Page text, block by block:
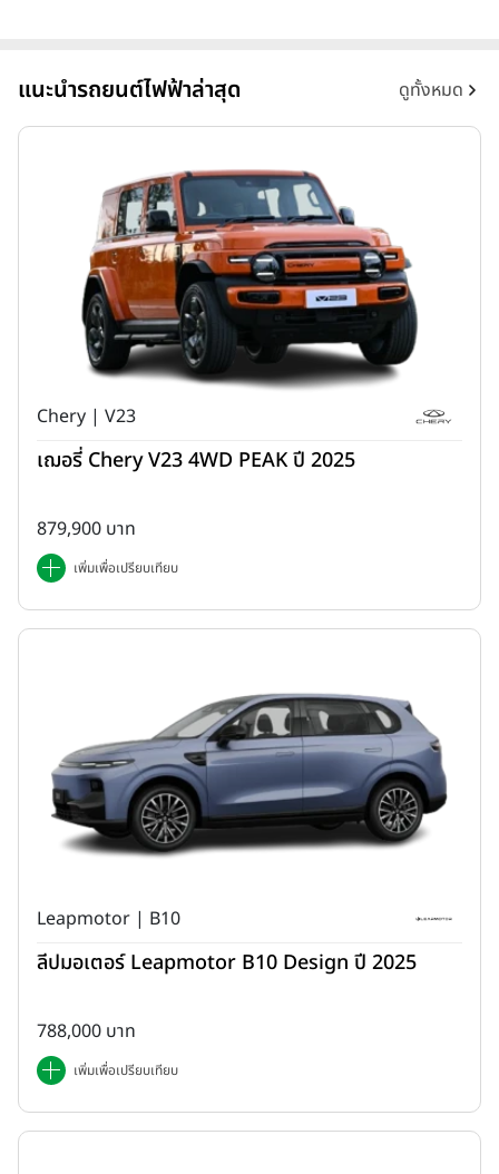
รุ่นขับเคลื่อน 2 ล้อ มอเตอร์ไฟฟ้าให้กำลังสูงสุด 200 กิโลวัตต์ ทำอัตรา
เร่ง 0-100 กม./ชม. ได้ 7.3 วินาที ระยะทางที่วิ่งได้ไกลสุด (NEDC) ขึ้น
กับความจุแบตเตอรี่ 63 kWh วิ่งได้ 373 กม. ใช้ล้อขนาด 17 นิ้ว ยาง
235/65 ส่วนความจุแบตเตอรี่ 73 kWh 461 กม.ใช้ล้อขนาด 18 นิ้ว
ยาง 235/60 ทำความเร็วสูงสุดได้ 185 กม./ชม. เท่ากัน
แนะนำรถยนต์ไฟฟ้าล่าสุด ดูทั้งหมด
Chery | V23
เฌอรี่ Chery V23 4WD PEAK ปี 2025
879,900 บาท
เพิ่มเพื่อเปรียบเทียบ
Leapmotor | B10
ลีปมอเตอร์ Leapmotor B10 Design ปี 2025
788,000 บาท
เพิ่มเพื่อเปรียบเทียบ